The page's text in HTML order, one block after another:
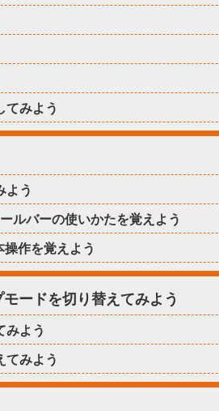
てみよう
よう
ルバーの使いかたを覚えよう
作を覚えよう
ードを切り替えてみよう
みよう
てみよう